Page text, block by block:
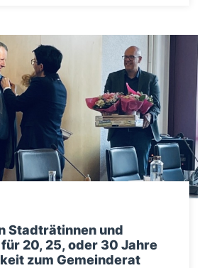
Stadträtinnen und
20, 25, oder 30 Jahre
zum Gemeinderat